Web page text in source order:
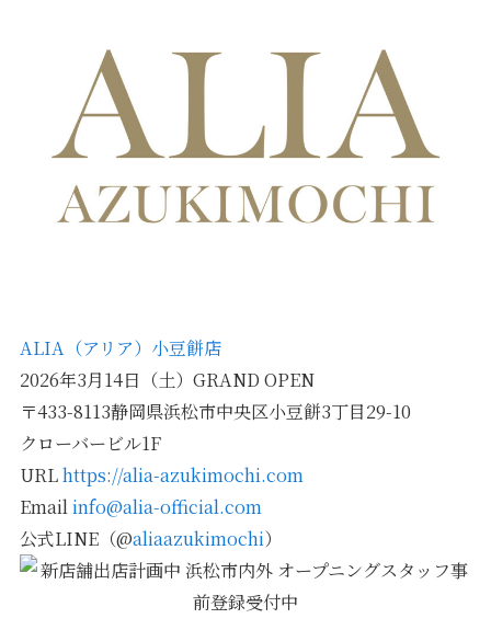
ALIA（アリア）小豆餅店
2026年3月14日（土）GRAND OPEN
〒433-8113静岡県浜松市中央区小豆餅3丁目29-10
クローバービル1F
URLhttps://alia-azukimochi.com
Emailinfo@alia-official.com
公式LINE（@aliaazukimochi）